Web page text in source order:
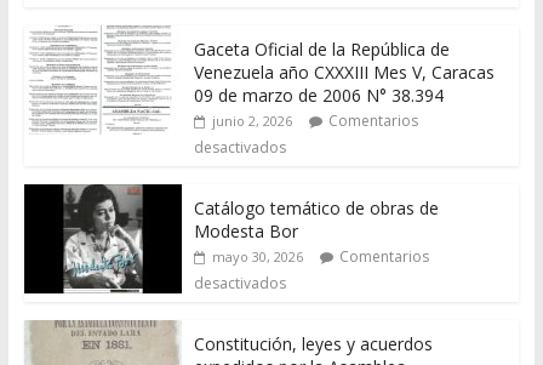
Gaceta Oficial de la República de
Venezuela año CXXXIII Mes V, Caracas
09 de marzo de 2006 N° 38.394
junio 2, 2026
Comentarios
desactivados
Catálogo temático de obras de
Modesta Bor
mayo 30, 2026
Comentarios
desactivados
Constitución, leyes y acuerdos